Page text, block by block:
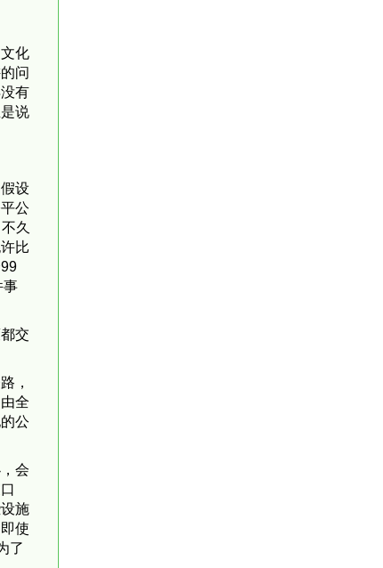
化
问
有
说
设
公
久
比
事
交
，
全
公
会
施
使
了